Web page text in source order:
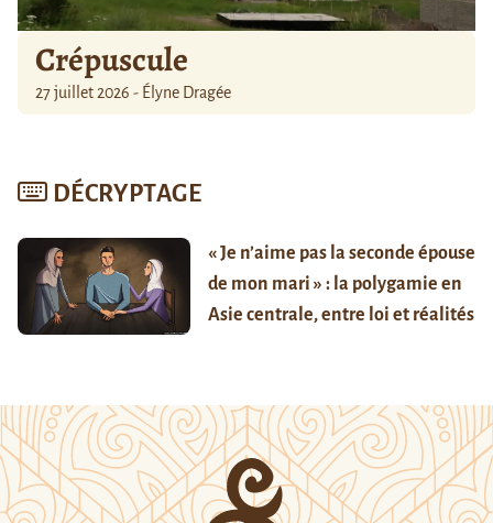
Crépuscule
27 juillet 2026 - Élyne Dragée
DÉCRYPTAGE
« Je n’aime pas la seconde épouse
de mon mari » : la polygamie en
Asie centrale, entre loi et réalités